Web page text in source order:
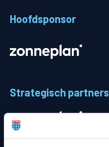
MVO & Regio
Hoofdsponsor
Strategisch partners